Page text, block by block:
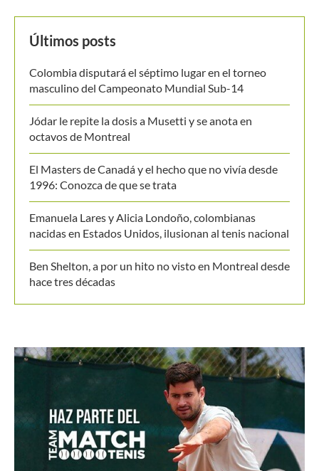
Últimos posts
Colombia disputará el séptimo lugar en el torneo
masculino del Campeonato Mundial Sub-14
Jódar le repite la dosis a Musetti y se anota en
octavos de Montreal
El Masters de Canadá y el hecho que no vivía desde
1996: Conozca de que se trata
Emanuela Lares y Alicia Londoño, colombianas
nacidas en Estados Unidos, ilusionan al tenis nacional
Ben Shelton, a por un hito no visto en Montreal desde
hace tres décadas